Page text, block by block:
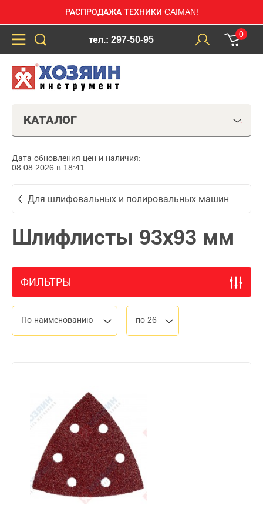
РАСПРОДАЖА ТЕХНИКИ CAIMAN!
тел.: 297-50-95
0
КАТАЛОГ
Дата обновления цен и наличия:
08.08.2026 в 18:41
Для шлифовальных и полировальных машин
Шлифлисты 93х93 мм
ФИЛЬТРЫ
По наименованию по 26